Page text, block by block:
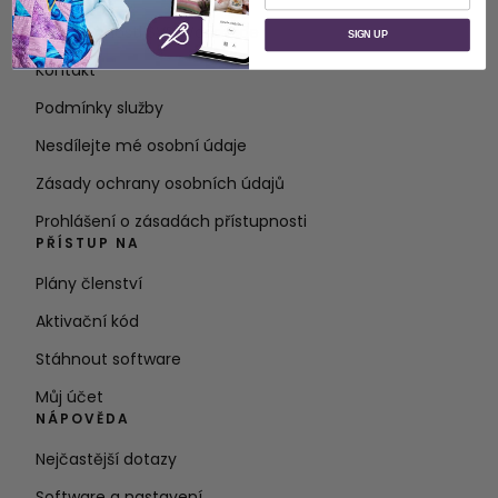
O společnosti SVP Worldwide
Kontakt
Podmínky služby
Nesdílejte mé osobní údaje
Zásady ochrany osobních údajů
Prohlášení o zásadách přístupnosti
PŘÍSTUP NA
Plány členství
Aktivační kód
Stáhnout software
Můj účet
NÁPOVĚDA
Nejčastější dotazy
SIGN UP